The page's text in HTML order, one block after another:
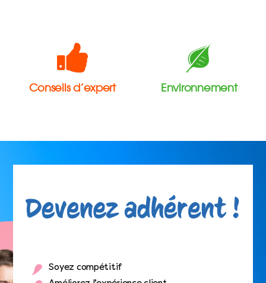
Conseils d’expert Environnement
Soyez compétitif